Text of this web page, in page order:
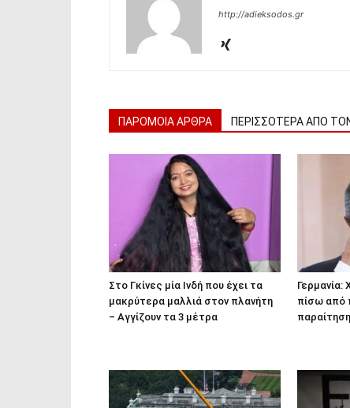
http://adieksodos.gr
ΠΑΡΟΜΟΙΑ ΑΡΘΡΑ ΠΕΡΙΣΣΟΤΕΡΑ ΑΠΟ
Στο Γκίνες μία Ινδή που έχει τα
μακρύτερα μαλλιά στον πλανήτη
– Αγγίζουν τα 3 μέτρα
Γερμανία:
πίσω από